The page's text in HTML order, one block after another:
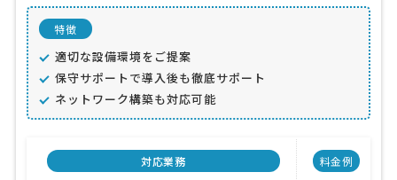
特徴
適切な設備環境をご提案
保守サポートで導入後も徹底サポート
ネットワーク構築も対応可能
対応業務
料金例